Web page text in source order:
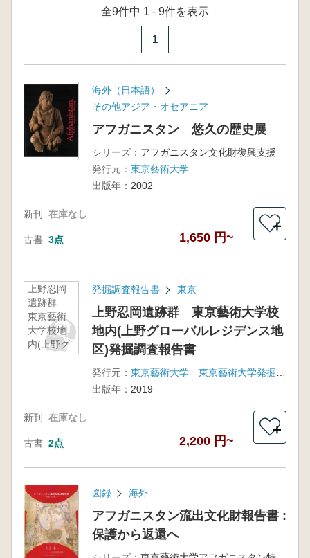
全9件中 1 - 9件を表示
1
海外（日本語）
その他アジア・オセアニア
アフガニスタン 悠久の歴史展
シリーズ： アフガニスタン文化財復興支援
発行元： 東京藝術大学
出版年： 2002
新刊 在庫なし
古書 3点 1,650 円~
＋
上野忍岡
遺跡群
東京藝術
大学校地
内(上野グ
ローバル
告書
発掘調査報告書 東京
上野忍岡遺跡群 東京藝術大学校
地内(上野グローバルレジデンス地
区)発掘調査報告書
発行元：
出版年： 2019
新刊 在庫なし
古書 2点 2,200 円~
＋
図録 海外
アフガニスタン流出文化財報告書 :
保護から返還へ